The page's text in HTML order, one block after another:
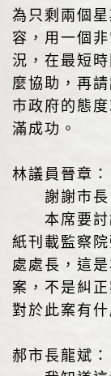
為只剩兩個
容，用一個
況，在最短
麼協助，再
市政府的態
滿成功。
林議員晉章：
謝謝市長
本席要討
紙刊載監察
處處長，這
案，不是糾
對於此案有什
郝市長龍斌：